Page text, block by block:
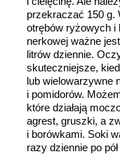
przekraczać 150 g.
otrębów ryżowych
nerkowej ważne
litrów dziennie.
skuteczniejsze,
lub wielowarzywne
i pomidorów.
które działają
agrest, gruszki, a
i borówkami. Soki
razy dziennie po